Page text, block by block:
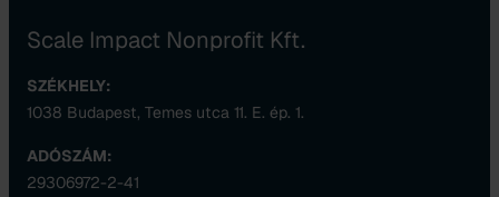
Scale Impact Nonprofit Kft.
SZÉKHELY:
1038 Budapest, Temes utca 11. E. ép. 1.
ADÓSZÁM:
29306972-2-41